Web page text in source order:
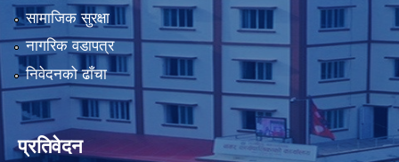
सामाजिक सुरक्षा
नागरिक वडापत्र
निवेदनको ढाँचा
प्रतिवेदन